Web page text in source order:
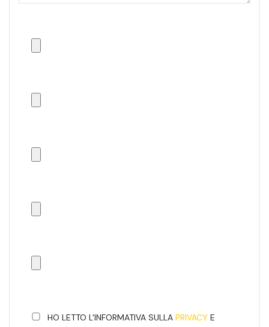
HO LETTO L'INFORMATIVA SULLA PRIVACY E